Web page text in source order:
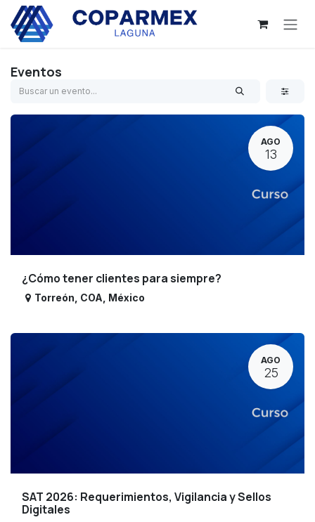
Ir al contenido
Eventos
AGO
13
¿Cómo tener clientes para siempre?
Torreón COA México
AGO
25
SAT 2026: Requerimientos, Vigilancia y Sellos
Digitales